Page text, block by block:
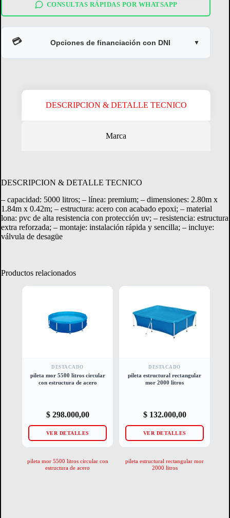
reforzada
CONSULTAS RÁPIDAS POR WHATSAPP
💳 Opciones de financiación con DNI ▼
CONSULTAR MARGEN
DESCRIPCION & DETALLE TECNICO
Marca
DESCRIPCION & DETALLE TECNICO
– capacidad: 5000 litros; – línea: premium; – dimensiones: 2.80m x
1.84m x 0.42m; – estructura: acero con acabado epoxi; – material
lona: pvc de alta resistencia con protección uv; – resistencia: estructura
extra reforzada; – montaje: instalación rápida y sencilla; – incluye:
válvula de desagüe
Productos relacionados
DESTACADO
pileta mor 5500 litros circular
con estructura de acero
$298.000,00
VER DETALLES
pileta mor 5500 litros circular con
estructura de acero
DESTACADO
pileta estructural rectangular
mor 2000 litros
$132.000,00
VER DETALLES
pileta estructural rectangular mor
2000 litros